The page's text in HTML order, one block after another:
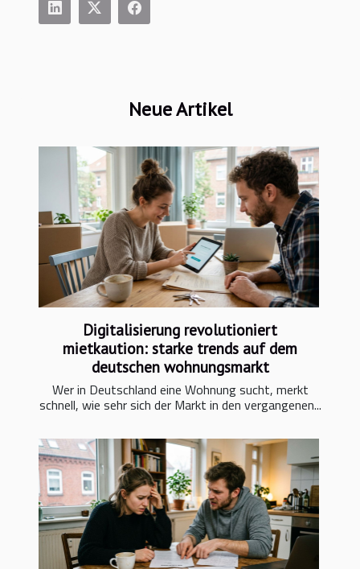
Neue Artikel
Digitalisierung revolutioniert
mietkaution: starke trends auf dem
deutschen wohnungsmarkt
Wer in Deutschland eine Wohnung sucht, merkt
schnell, wie sehr sich der Markt in den vergangenen...